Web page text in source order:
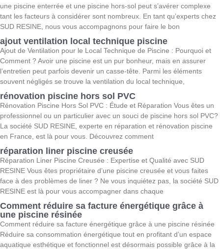
une piscine enterrée et une piscine hors-sol peut s’avérer complexe
tant les facteurs à considérer sont nombreux. En tant qu’experts chez
SUD RESINE, nous vous accompagnons pour faire le bon
ajout ventilation local technique piscine
Ajout de Ventilation pour le Local Technique de Piscine : Pourquoi et
Comment ? Avoir une piscine est un pur bonheur, mais en assurer
l’entretien peut parfois devenir un casse-tête. Parmi les éléments
souvent négligés se trouve la ventilation du local technique,
rénovation piscine hors sol PVC
Rénovation Piscine Hors Sol PVC : Étude et Réparation Vous êtes un
professionnel ou un particulier avec un souci de piscine hors sol PVC?
La société SUD RESINE, experte en réparation et rénovation piscine
en France, est là pour vous. Découvrez comment
réparation liner piscine creusée
Réparation Liner Piscine Creusée : Expertise et Qualité avec SUD
RESINE Vous êtes propriétaire d’une piscine creusée et vous faites
face à des problèmes de liner ? Ne vous inquiétez pas, la société SUD
RESINE est là pour vous accompagner dans chaque
Comment réduire sa facture énergétique grâce à
une piscine résinée
Comment réduire sa facture énergétique grâce à une piscine résinée
Réduire sa consommation énergétique tout en profitant d’un espace
aquatique esthétique et fonctionnel est désormais possible grâce à la